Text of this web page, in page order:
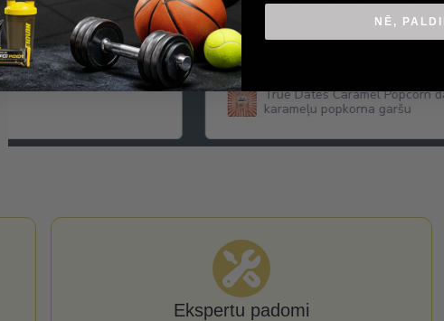
popkornam kinoteātrī. Saldas,
True Dates Caramel Popcorn
karameļu popkorna garšu
Ekspertu padomi
NĒ,